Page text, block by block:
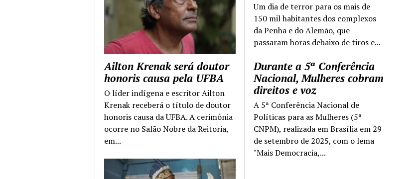
Um dia de terror para os mais de
150 mil habitantes dos complexos
da Penha e do Alemão, que
passaram horas debaixo de tiros e...
Durante a 5ª Conferência
Nacional, Mulheres cobram
direitos e voz
A 5ª Conferência Nacional de
Políticas para as Mulheres (5ª
CNPM), realizada em Brasília em 29
de setembro de 2025, com o lema
"Mais Democracia,...
Ailton Krenak será doutor
honoris causa pela UFBA
O líder indígena e escritor Ailton
Krenak receberá o título de doutor
honoris causa da UFBA. A cerimônia
ocorre no Salão Nobre da Reitoria,
em...